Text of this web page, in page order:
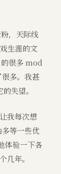
，天际线
生涯的文
的很多 mod
多。我甚
失望。
我每次想
等一些优
体验一下各
几年。